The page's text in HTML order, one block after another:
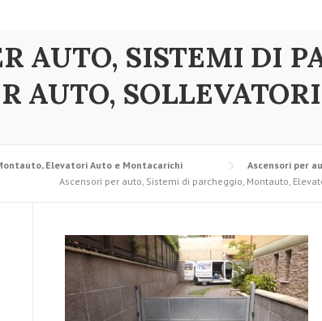
AUTO, SISTEMI DI
AUTO,
Elevatori Auto e Montacarichi Ascensori per
Ascensori per auto, Sistemi di parcheggio, Montauto,